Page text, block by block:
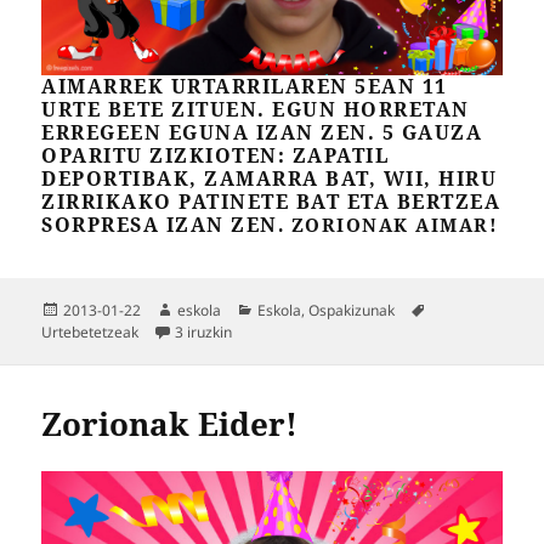
AIMARREK URTARRILAREN 5EAN 11
URTE BETE ZITUEN. EGUN HORRETAN
ERREGEEN EGUNA IZAN ZEN. 5 GAUZA
OPARITU ZIZKIOTEN: ZAPATIL
DEPORTIBAK, ZAMARRA BAT, WII, HIRU
ZIRRIKAKO PATINETE BAT ETA BERTZEA
SORPRESA IZAN ZEN. ZORIONAK AIMAR!
Argitaratze-
data
2013-01-22 Egilea
eskola Kategoriak
Eskola,Ospakizunak
Urtebetetzeak
3 iruzkinZorionak Aimar! sarreran
Zorionak Eider!